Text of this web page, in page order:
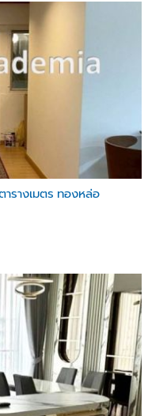
ารางเมตร ทองหล่อ